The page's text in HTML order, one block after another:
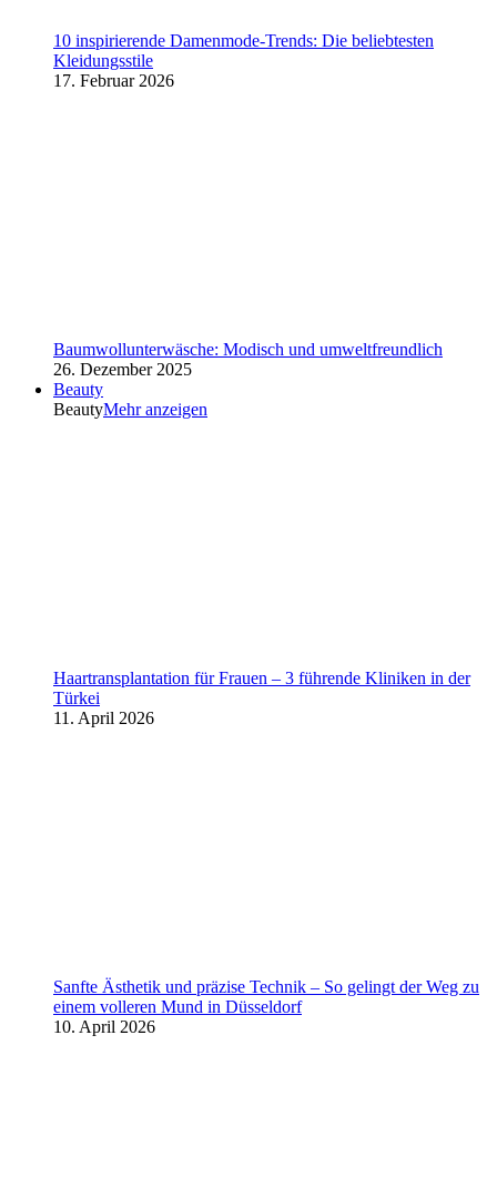
10 inspirierende Damenmode-Trends: Die beliebtesten
Kleidungsstile
17. Februar 2026
Baumwollunterwäsche: Modisch und umweltfreundlich
26. Dezember 2025
Beauty
BeautyMehr anzeigen
Haartransplantation für Frauen – 3 führende Kliniken in der
Türkei
11. April 2026
Sanfte Ästhetik und präzise Technik – So gelingt der Weg zu
einem volleren Mund in Düsseldorf
10. April 2026